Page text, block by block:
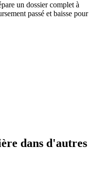
un dossier complet à
passé et baisse pour
dans d'autres